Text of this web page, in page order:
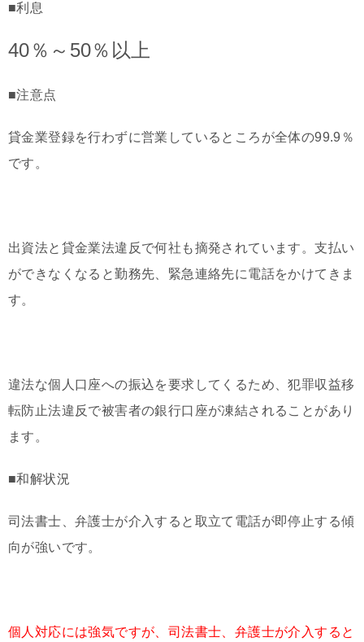
■利息
40％～50％以上
■注意点
貸金業登録を行わずに営業しているところが全体の99.9％
です。
出資法と貸金業法違反で何社も摘発されています。支払い
ができなくなると勤務先、緊急連絡先に電話をかけてきま
す。
違法な個人口座への振込を要求してくるため、犯罪収益移
転防止法違反で被害者の銀行口座が凍結されることがあり
ます。
■和解状況
司法書士、弁護士が介入すると取立て電話が即停止する傾
向が強いです。
個人対応には強気ですが、司法書士、弁護士が介入すると